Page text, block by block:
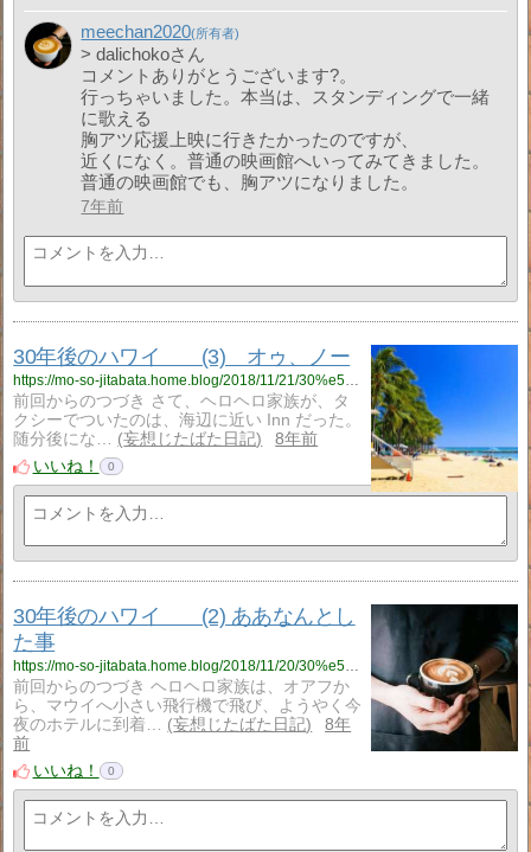
meechan2020
> dalichokoさん
コメントありがとうございます?。
行っちゃいました。本当は、スタンディングで一緒
に歌える
胸アツ応援上映に行きたかったのですが、
近くになく。普通の映画館へいってみてきました。
普通の映画館でも、胸アツになりました。
7年前
30年後のハワイ (3) オゥ、ノー
前回からのつづき さて、ヘロヘロ家族が、タ
クシーでついたのは、海辺に近い Inn だった。
随分後にな…
妄想じたばた日記
8年前
いいね！
0
30年後のハワイ (2) ああなんとし
た事
前回からのつづき ヘロヘロ家族は、オアフか
ら、マウイへ小さい飛行機で飛び、ようやく今
夜のホテルに到着…
妄想じたばた日記
8年
前
いいね！
0